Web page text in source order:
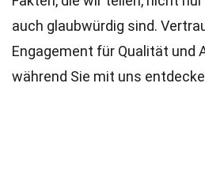
auch glaubwürdig sind.
Engagement für Qualität und
während Sie mit uns